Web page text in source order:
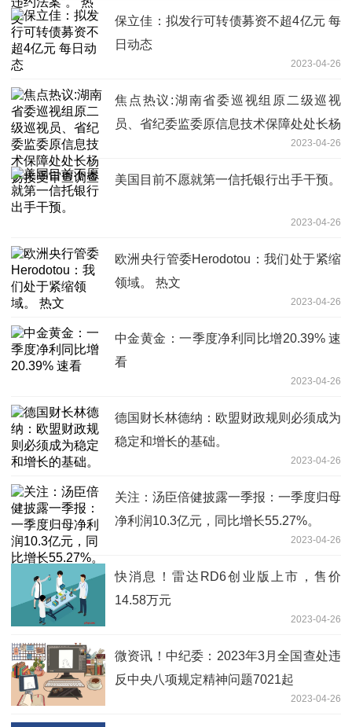
保立佳：拟发行可转债募资不超4亿元 每
日动态
2023-04-26
焦点热议:湖南省委巡视组原二级巡视
员、省纪委监委原信息技术保障处处长杨
2023-04-26
美国目前不愿就第一信托银行出手干预。
2023-04-26
欧洲央行管委Herodotou：我们处于紧缩
领域。 热文
2023-04-26
中金黄金：一季度净利同比增20.39% 速
看
2023-04-26
德国财长林德纳：欧盟财政规则必须成为
稳定和增长的基础。
2023-04-26
关注：汤臣倍健披露一季报：一季度归母
净利润10.3亿元，同比增长55.27%。
2023-04-26
快消息！雷达RD6创业版上市，售价
14.58万元
2023-04-26
微资讯！中纪委：2023年3月全国查处违
反中央八项规定精神问题7021起
2023-04-26